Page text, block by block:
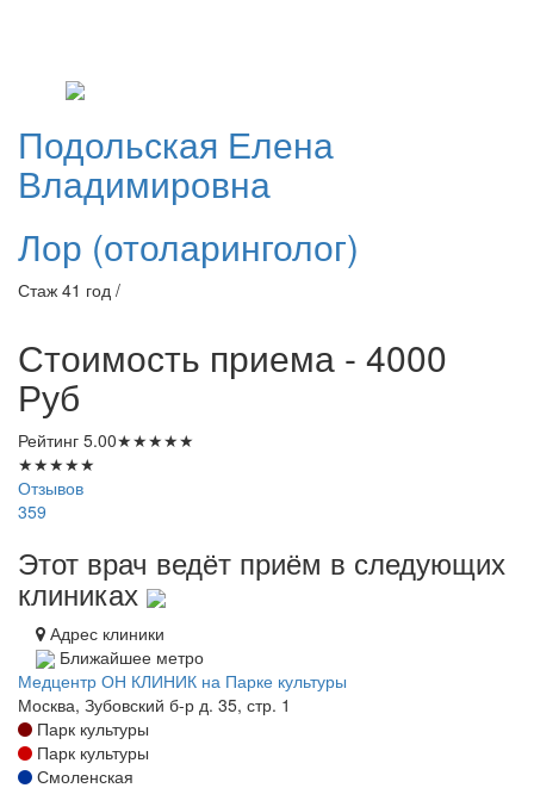
Подольская Елена
Владимировна
Лор (отоларинголог)
Стаж 41 год /
Стоимость приема - 4000
Руб
Рейтинг 5.00★★★★★
★★★★★
Отзывов
359
Этот врач ведёт приём в следующих
клиниках
Адрес клиники
Ближайшее метро
Медцентр ОН КЛИНИК на Парке культуры
Москва, Зубовский б-р д. 35, стр. 1
Парк культуры
Парк культуры
Смоленская